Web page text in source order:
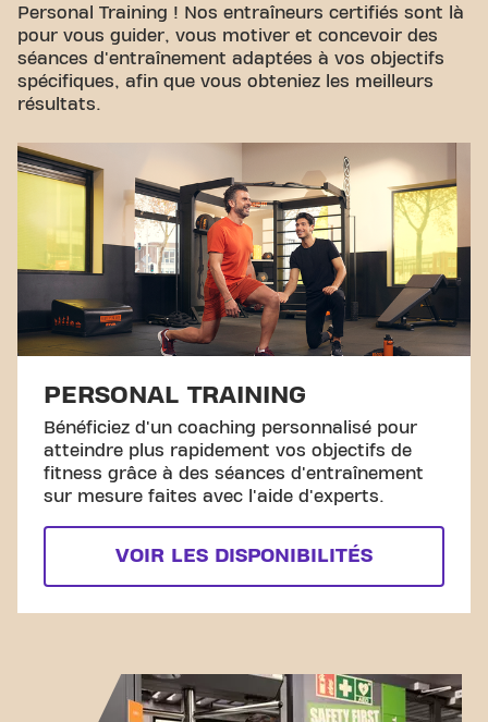
Personal Training ! Nos entraîneurs certifiés sont là
pour vous guider, vous motiver et concevoir des
séances d'entraînement adaptées à vos objectifs
spécifiques, afin que vous obteniez les meilleurs
résultats.
PERSONAL TRAINING
Bénéficiez d'un coaching personnalisé pour
atteindre plus rapidement vos objectifs de
fitness grâce à des séances d'entraînement
sur mesure faites avec l'aide d'experts.
VOIR LES DISPONIBILITÉS